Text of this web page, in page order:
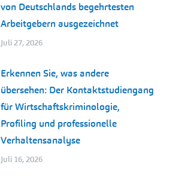
von Deutschlands begehrtesten
Arbeitgebern ausgezeichnet
Juli 27, 2026
Erkennen Sie, was andere
übersehen: Der Kontaktstudiengang
für Wirtschaftskriminologie,
Profiling und professionelle
Verhaltensanalyse
Juli 16, 2026